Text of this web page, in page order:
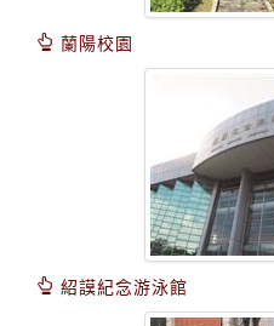
蘭陽校園
紹謨紀念游泳館